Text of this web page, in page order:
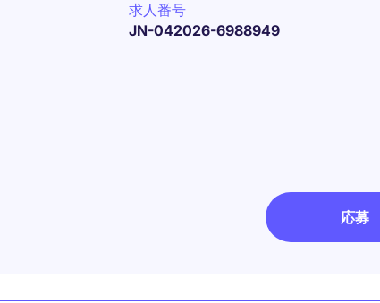
求人番号
JN-042026-6988949
応募